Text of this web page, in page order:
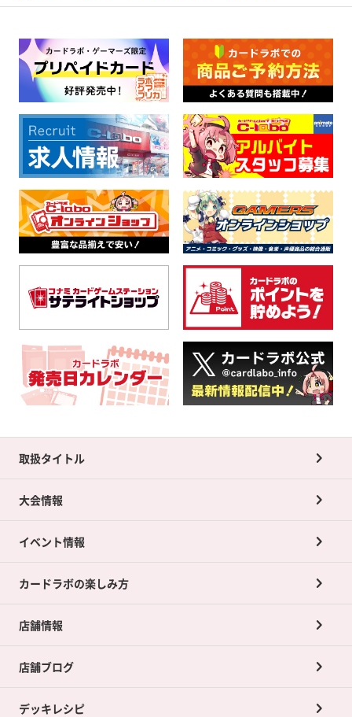
取扱タイトル
大会情報
イベント情報
カードラボの楽しみ方
店舗情報
店舗ブログ
デッキレシピ